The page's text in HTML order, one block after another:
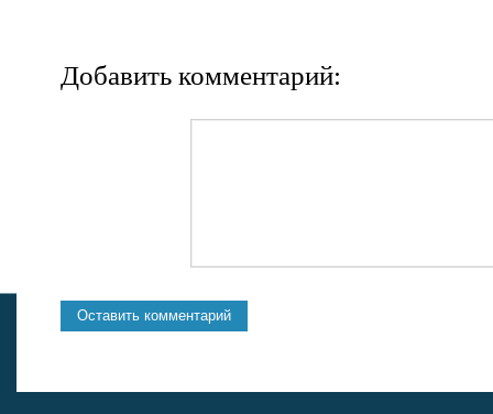
Добавить комментарий: